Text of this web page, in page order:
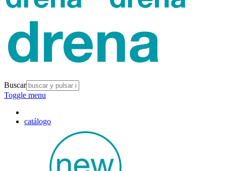
Buscar
Toggle menu
catálogo